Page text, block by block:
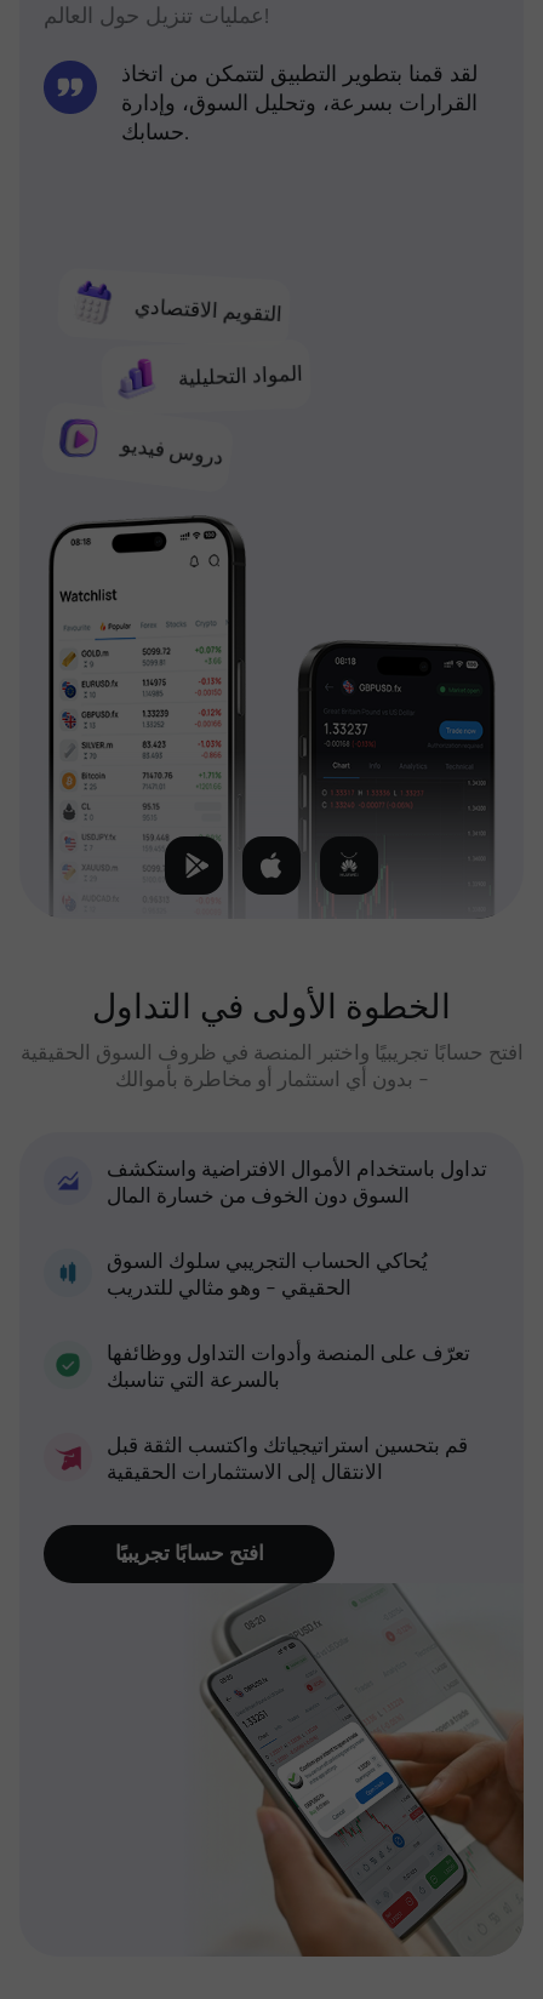
عمليات تنزيل حول العالم!
التقويم الاقتصادي
المواد التحليلية
دروس فيديو
لقد قمنا بتطوير التطبيق لتتمكن من اتخاذ
القرارات بسرعة، وتحليل السوق، وإدارة
حسابك.
الخطوة الأولى في التداول
افتح حسابًا تجريبيًا واختبر المنصة في ظروف السوق الحقيقية
- بدون أي استثمار أو مخاطرة بأموالك
تداول باستخدام الأموال الافتراضية واستكشف
السوق دون الخوف من خسارة المال
يُحاكي الحساب التجريبي سلوك السوق
الحقيقي - وهو مثالي للتدريب
تعرّف على المنصة وأدوات التداول ووظائفها
بالسرعة التي تناسبك
قم بتحسين استراتيجياتك واكتسب الثقة قبل
الانتقال إلى الاستثمارات الحقيقية
افتح حسابًا تجريبيًا